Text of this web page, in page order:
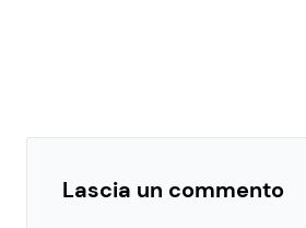
Lascia un commento